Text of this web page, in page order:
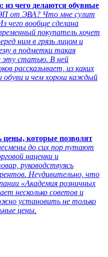
из чего делаются обувные
от ЭВА? Что мне сулит
вообще сделана
покупатель хочет
ним в грязь лицом и
в подметки такая
эту статью. В ней
рассказывает, из каких
обуви и чем хорош каждый
цены, которые позволят
до сих пор путают
наценки и
руководствуясь
Неудивительно, что
«Академия розничных
несколько советов и
установить не только
цены.